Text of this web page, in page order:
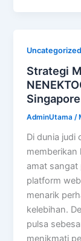
Uncategorized
Strategi
AdminUtama/
Di dunia judi
memberikan
amat sangat
platform
menarik
kelebihan.
pulsa
menikmati